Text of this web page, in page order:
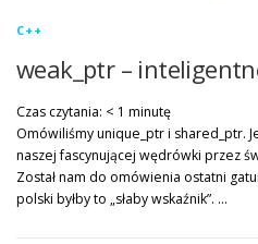
C++
weak_ptr –
Czas czytania: < 1 minutę
Omówiliśmy unique_ptr i shared_ptr.
naszej fascynującej wędrówki przez
Został nam do omówienia ostatni
polski byłby to „słaby wskaźnik”. …